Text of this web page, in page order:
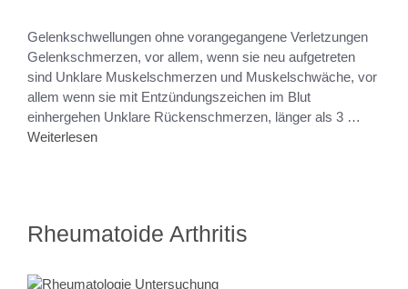
Gelenkschwellungen ohne vorangegangene Verletzungen
Gelenkschmerzen, vor allem, wenn sie neu aufgetreten
sind Unklare Muskelschmerzen und Muskelschwäche, vor
allem wenn sie mit Entzündungszeichen im Blut
einhergehen Unklare Rückenschmerzen, länger als 3 …
Weiterlesen
Rheumatoide Arthritis